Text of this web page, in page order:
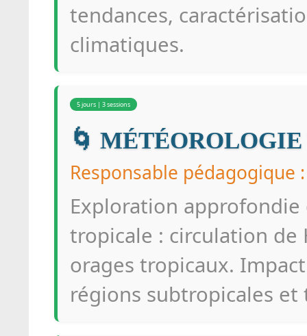
tendances,
climatiques.
5 jours | 3 sessions
🌀
Responsable pédagogique
Exploration
tropicale : circulation de
orages tropicaux.
régions subtropicales et